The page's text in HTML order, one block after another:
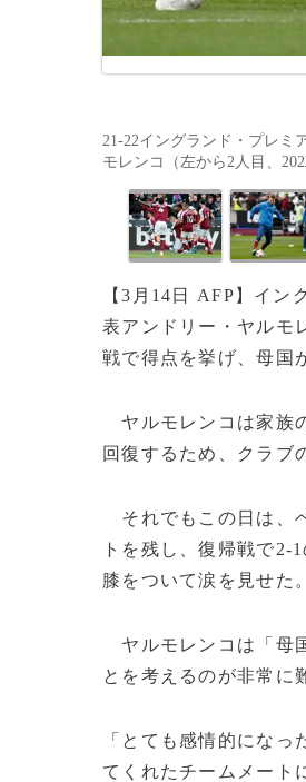
21-22イングランド・プレミ
モレンコ（左から2人目、
【3月14日 AFP】イ
表アンドリー・ヤルモ
戦で得点を挙げ、母国
ヤルモレンコは家族
回復するため、クラブ
それでもこの日は、
トを残し、復帰戦で2-
膝をついて涙を見せた。
ヤルモレンコは「母
とを考えるのが非常に
「とても感情的にな
てくれたチームメート